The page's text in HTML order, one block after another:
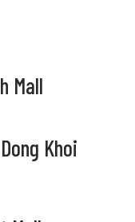
Mall
Khoi